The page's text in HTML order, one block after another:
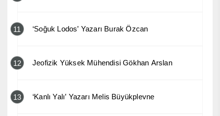
11 ‘Soğuk Lodos’ Yazarı Burak Özcan
12 Jeofizik Yüksek Mühendisi Gökhan Arslan
13 ‘Kanlı Yalı’ Yazarı Melis Büyükplevne